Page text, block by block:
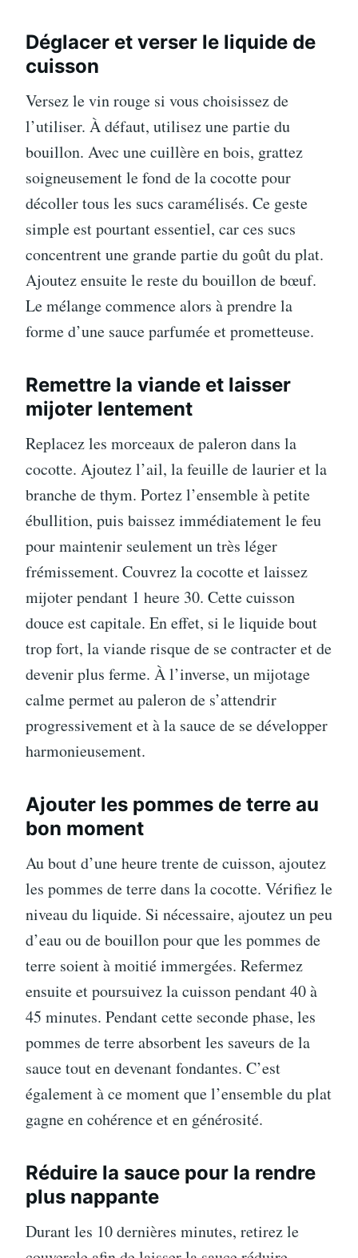
Déglacer et verser le liquide de
cuisson
Versez le vin rouge si vous choisissez de
l’utiliser. À défaut, utilisez une partie du
bouillon. Avec une cuillère en bois, grattez
soigneusement le fond de la cocotte pour
décoller tous les sucs caramélisés. Ce geste
simple est pourtant essentiel, car ces sucs
concentrent une grande partie du goût du plat.
Ajoutez ensuite le reste du bouillon de bœuf.
Le mélange commence alors à prendre la
forme d’une sauce parfumée et prometteuse.
Remettre la viande et laisser
mijoter lentement
Replacez les morceaux de paleron dans la
cocotte. Ajoutez l’ail, la feuille de laurier et la
branche de thym. Portez l’ensemble à petite
ébullition, puis baissez immédiatement le feu
pour maintenir seulement un très léger
frémissement. Couvrez la cocotte et laissez
mijoter pendant 1 heure 30. Cette cuisson
douce est capitale. En effet, si le liquide bout
trop fort, la viande risque de se contracter et de
devenir plus ferme. À l’inverse, un mijotage
calme permet au paleron de s’attendrir
progressivement et à la sauce de se développer
harmonieusement.
Ajouter les pommes de terre au
bon moment
Au bout d’une heure trente de cuisson, ajoutez
les pommes de terre dans la cocotte. Vérifiez le
niveau du liquide. Si nécessaire, ajoutez un peu
d’eau ou de bouillon pour que les pommes de
terre soient à moitié immergées. Refermez
ensuite et poursuivez la cuisson pendant 40 à
45 minutes. Pendant cette seconde phase, les
pommes de terre absorbent les saveurs de la
sauce tout en devenant fondantes. C’est
également à ce moment que l’ensemble du plat
gagne en cohérence et en générosité.
Réduire la sauce pour la rendre
plus nappante
Durant les 10 dernières minutes, retirez le